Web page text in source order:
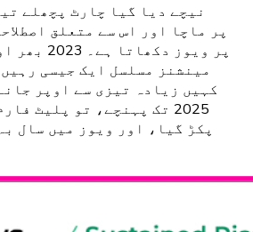
نیچے دیا گیا چارٹ پچھلے
مینشنز مسلسل ایک جیسی
کہیں زیادہ تیزی سے اوپر
2025 تک پہنچے، تو پلیٹ